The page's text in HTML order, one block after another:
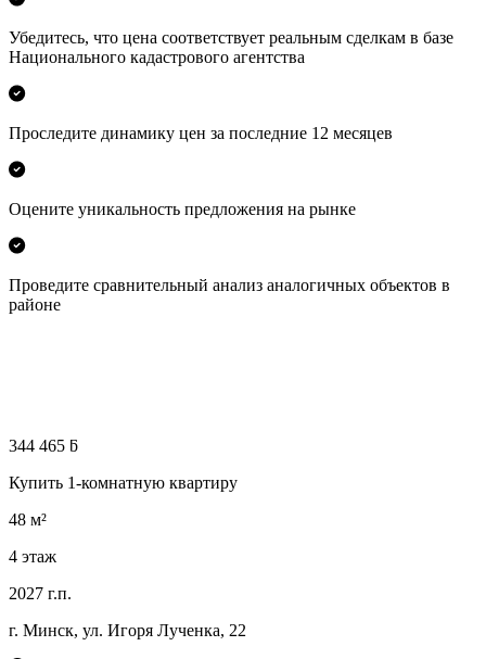
Убедитесь, что цена соответствует реальным сделкам в базе
Национального кадастрового агентства
Проследите динамику цен за последние 12 месяцев
Оцените уникальность предложения на рынке
Проведите сравнительный анализ аналогичных объектов в
районе
344 465 ƃ
Купить 1-комнатную квартиру
48 м²
4 этаж
2027 г.п.
г. Минск, ул. Игоря Лученка, 22